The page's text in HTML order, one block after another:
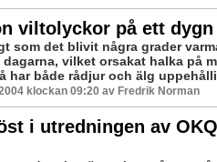
viltolyckor på ett dygn
som det blivit några grader
dagarna, vilket orsakat halka på
har både rådjur och älg
klockan 09:20 av Fredrik Norman
i utredningen av